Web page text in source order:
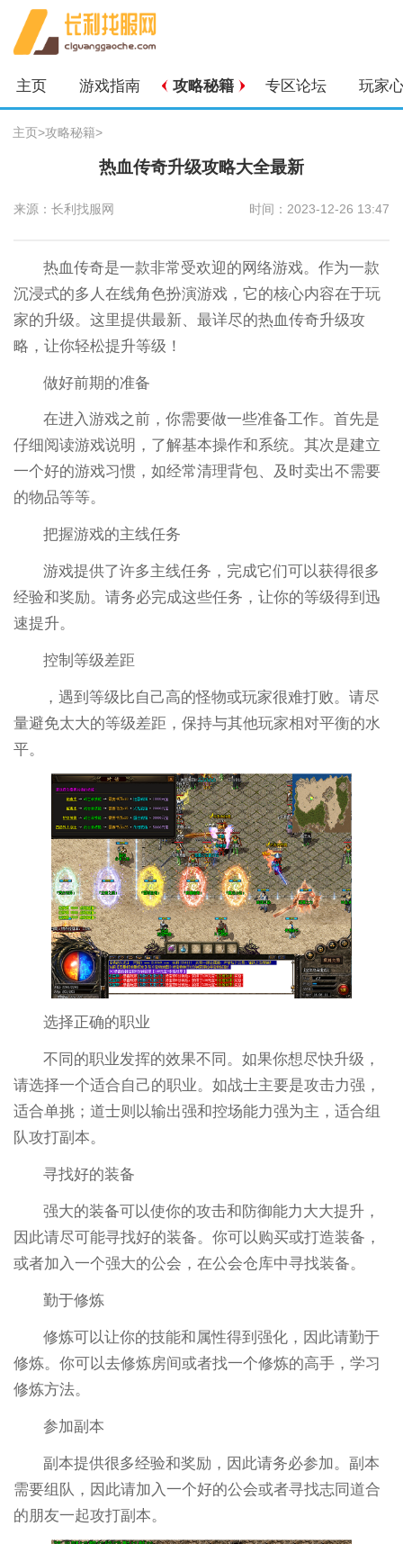
主页 游戏指南 攻略秘籍 专区论坛 玩家
主页>攻略秘籍>
热血传奇升级攻略大全最新
来源：长利找服网 时间：2023-12-26 13:47
热血传奇是一款非常受欢迎的网络游戏。作为一款
沉浸式的多人在线角色扮演游戏，它的核心内容在于玩
家的升级。这里提供最新、最详尽的热血传奇升级攻
略，让你轻松提升等级！
做好前期的准备
在进入游戏之前，你需要做一些准备工作。首先是
仔细阅读游戏说明，了解基本操作和系统。其次是建立
一个好的游戏习惯，如经常清理背包、及时卖出不需要
的物品等等。
把握游戏的主线任务
游戏提供了许多主线任务，完成它们可以获得很多
经验和奖励。请务必完成这些任务，让你的等级得到迅
速提升。
控制等级差距
，遇到等级比自己高的怪物或玩家很难打败。请尽
量避免太大的等级差距，保持与其他玩家相对平衡的水
平。
选择正确的职业
不同的职业发挥的效果不同。如果你想尽快升级，
请选择一个适合自己的职业。如战士主要是攻击力强，
适合单挑；道士则以输出强和控场能力强为主，适合组
队攻打副本。
寻找好的装备
强大的装备可以使你的攻击和防御能力大大提升，
因此请尽可能寻找好的装备。你可以购买或打造装备，
或者加入一个强大的公会，在公会仓库中寻找装备。
勤于修炼
修炼可以让你的技能和属性得到强化，因此请勤于
修炼。你可以去修炼房间或者找一个修炼的高手，学习
修炼方法。
参加副本
副本提供很多经验和奖励，因此请务必参加。副本
需要组队，因此请加入一个好的公会或者寻找志同道合
的朋友一起攻打副本。